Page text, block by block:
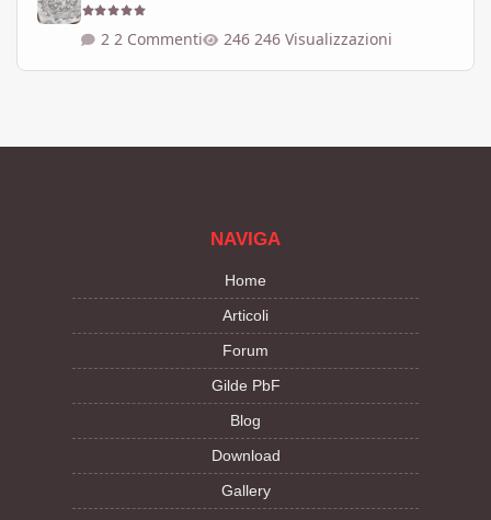
2 Commenti 246 Visualizzazioni
NAVIGA
Home
Articoli
Forum
Gilde PbF
Blog
Download
Gallery